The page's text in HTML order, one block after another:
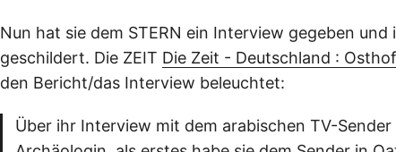
Nun hat sie dem STERN ein Interview gegeben
geschildert. Die ZEIT Die Zeit - Deutschland :
den Bericht/das Interview beleuchtet:
Über ihr Interview mit dem arabischen TV-